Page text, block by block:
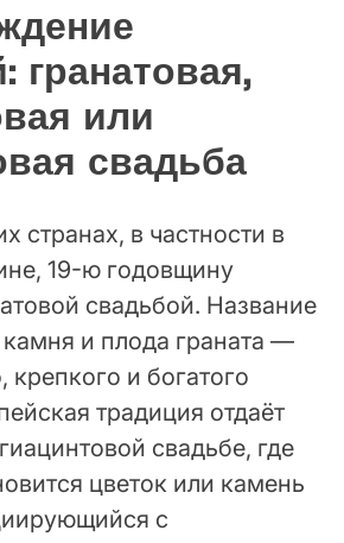
гранатовая,
или
свадьба
странах, в частности в
19-ю годовщину
свадьбой. Название
и плода граната —
крепкого и богатого
традиция отдаёт
свадьбе, где
цветок или камень
с